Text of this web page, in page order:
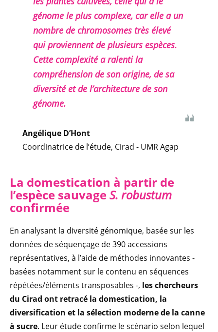
génome le plus complexe, car elle a un
nombre de chromosomes très élevé
qui proviennent de plusieurs espèces.
Cette complexité a ralenti la
compréhension de son origine, de sa
diversité et de l’architecture de son
génome.
Angélique D’Hont
Coordinatrice de l’étude, Cirad - UMR Agap
La domestication à partir de
l’espèce sauvageS. robustum
confirmée
En analysant la diversité génomique, basée sur les
données de séquençage de 390 accessions
représentatives, à l’aide de méthodes innovantes -
basées notamment sur le contenu en séquences
répétées/éléments transposables -, les chercheurs
du Cirad ont retracé la domestication, la
diversification et la sélection moderne de la canne
à sucre. Leur étude confirme le scénario selon lequel